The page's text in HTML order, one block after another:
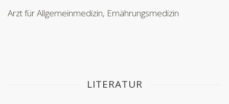
Arzt für Allgemeinmedizin, Ernährungsmedizin
LITERATUR